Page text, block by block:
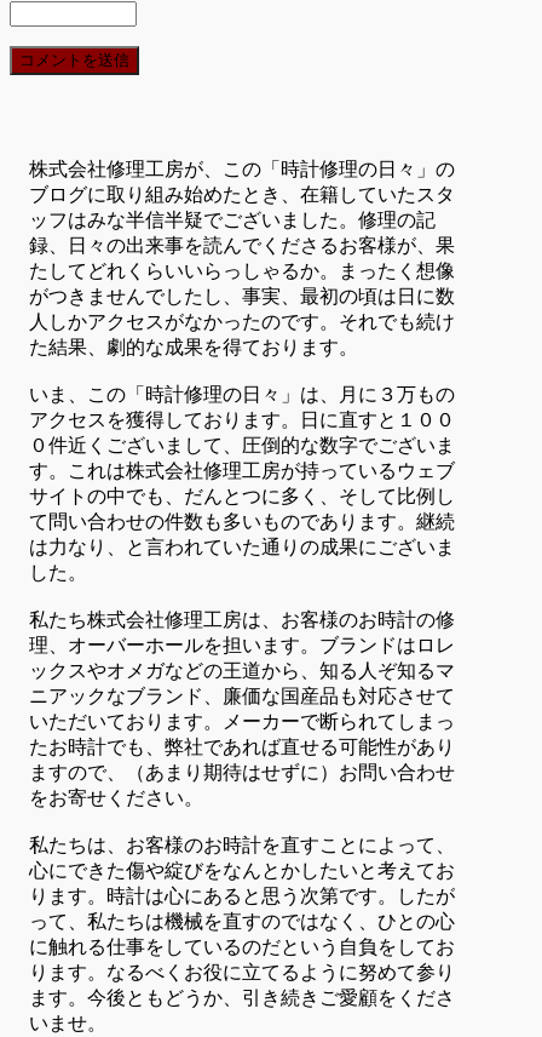
株式会社修理工房が、この「時計修理の日々」の
ブログに取り組み始めたとき、在籍していたスタ
ッフはみな半信半疑でございました。修理の記
録、日々の出来事を読んでくださるお客様が、果
たしてどれくらいいらっしゃるか。まったく想像
がつきませんでしたし、事実、最初の頃は日に数
人しかアクセスがなかったのです。それでも続け
た結果、劇的な成果を得ております。
いま、この「時計修理の日々」は、月に３万もの
アクセスを獲得しております。日に直すと１００
０件近くございまして、圧倒的な数字でございま
す。これは株式会社修理工房が持っているウェブ
サイトの中でも、だんとつに多く、そして比例し
て問い合わせの件数も多いものであります。継続
は力なり、と言われていた通りの成果にございま
した。
私たち株式会社修理工房は、お客様のお時計の修
理、オーバーホールを担います。ブランドはロレ
ックスやオメガなどの王道から、知る人ぞ知るマ
ニアックなブランド、廉価な国産品も対応させて
いただいております。メーカーで断られてしまっ
たお時計でも、弊社であれば直せる可能性があり
ますので、（あまり期待はせずに）お問い合わせ
をお寄せください。
私たちは、お客様のお時計を直すことによって、
心にできた傷や綻びをなんとかしたいと考えてお
ります。時計は心にあると思う次第です。したが
って、私たちは機械を直すのではなく、ひとの心
に触れる仕事をしているのだという自負をしてお
ります。なるべくお役に立てるように努めて参り
ます。今後ともどうか、引き続きご愛顧をくださ
いませ。